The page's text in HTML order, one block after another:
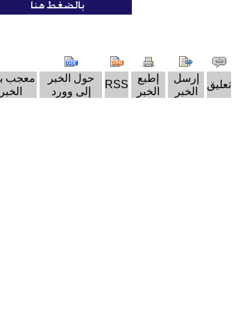
تعليق
إرسل
الخبر
إطبع
الخبر
RSS
حول الخبر
إلى وورد
معجب
الخبر